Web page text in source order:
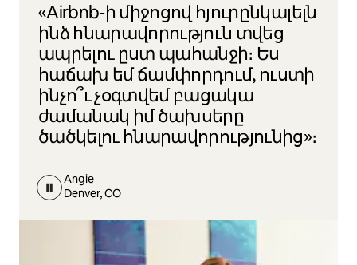
«Airbnb-ի միջոցով հյուրընկալելն
ինձ հնարավորություն տվեց
ապրելու ըստ պահանջի։ Ես
հաճախ եմ ճամփորդում, ուստի
ինչո՞ւ չօգտվեմ բացակա
ժամանակ իմ ծախսերը
ծածկելու հնարավորությունից»։
Angie
Denver, CO